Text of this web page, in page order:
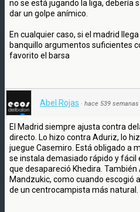
no se está jugando la liga, debería
dar un golpe anímico.
En cualquier caso, si el madrid
banquillo argumentos suficientes
favorito el barsa
Abel Rojas · hace 539 semanas
El Madrid siempre ajusta contra
directo. Lo hizo contra Aduriz, lo
juegue Casemiro. Está obligado a
se instala demasiado rápido y fácil
que desapareció Khedira.
Mandzukic, como cuando escogió
de un centrocampista más natural.